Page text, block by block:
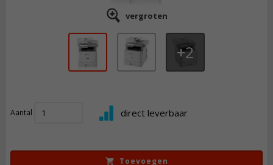
vergroten
2
Aantal direct leverbaar
Toevoegen